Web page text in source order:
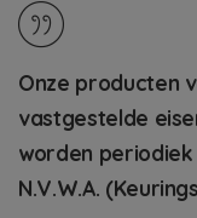
Onze producten
vastgestelde
worden
N.V.W.A.